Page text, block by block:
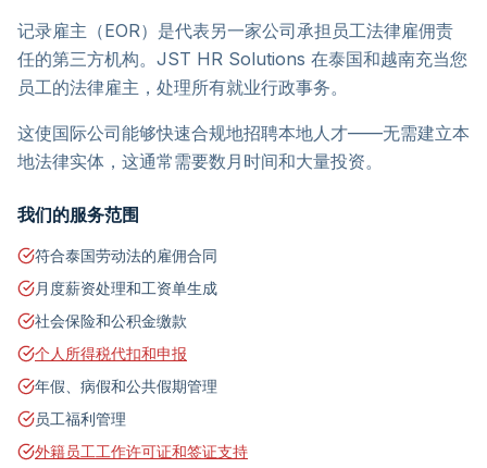
记录雇主（EOR）是代表另一家公司承担员工法律雇佣责
任的第三方机构。JST HR Solutions 在泰国和越南充当您
员工的法律雇主，处理所有就业行政事务。
这使国际公司能够快速合规地招聘本地人才——无需建立本
地法律实体，这通常需要数月时间和大量投资。
我们的服务范围
符合泰国劳动法的雇佣合同
月度薪资处理和工资单生成
社会保险和公积金缴款
个人所得税代扣和申报
年假、病假和公共假期管理
员工福利管理
外籍员工工作许可证和签证支持